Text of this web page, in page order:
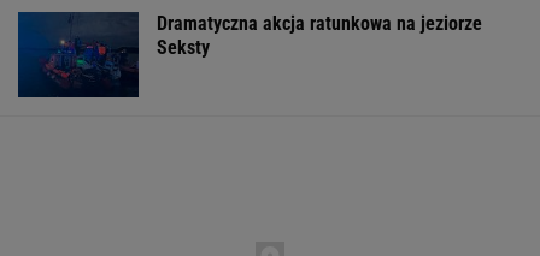
Dramatyczna akcja ratunkowa na jeziorze
Seksty